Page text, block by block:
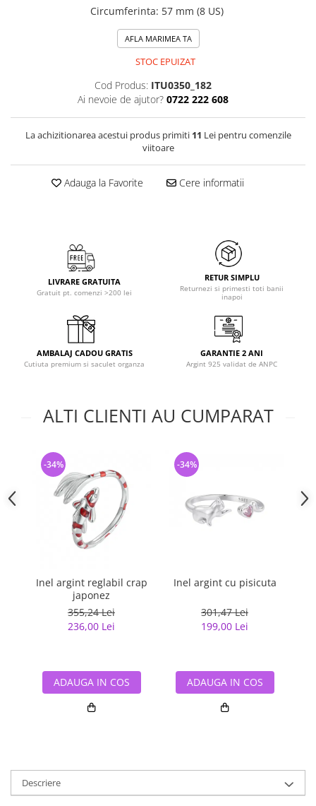
Circumferinta: 57 mm (8 US)
AFLA MARIMEA TA
STOC EPUIZAT
Cod Produs: ITU0350_182
Ai nevoie de ajutor? 0722 222 608
La achizitionarea acestui produs primiti 11 Lei pentru comenzile
viitoare
Adauga la Favorite Cere informatii
LIVRARE GRATUITA
Gratuit pt. comenzi >200 lei
RETUR SIMPLU
Returnezi si primesti toti banii
inapoi
AMBALAJ CADOU GRATIS
Cutiuta premium si saculet organza
GARANTIE 2 ANI
Argint 925 validat de ANPC
ALTI CLIENTI AU CUMPARAT
Inel argint reglabil crap
japonez
355,24 Lei
236,00 Lei
-34%
ADAUGA IN COS
Inel argint cu pisicuta
301,47 Lei
199,00 Lei
-34%
ADAUGA IN COS
Descriere